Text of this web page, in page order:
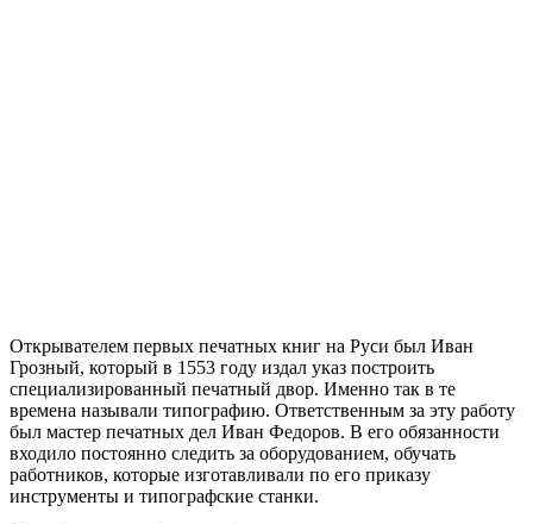
Открывателем первых печатных книг на Руси был Иван
Грозный, который в 1553 году издал указ построить
специализированный печатный двор. Именно так в те
времена называли типографию. Ответственным за эту работу
был мастер печатных дел Иван Федоров. В его обязанности
входило постоянно следить за оборудованием, обучать
работников, которые изготавливали по его приказу
инструменты и типографские станки.